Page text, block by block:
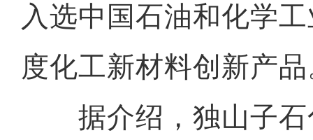
入选中国石油和化学
度化工新材料创新产
据介绍，独山子石